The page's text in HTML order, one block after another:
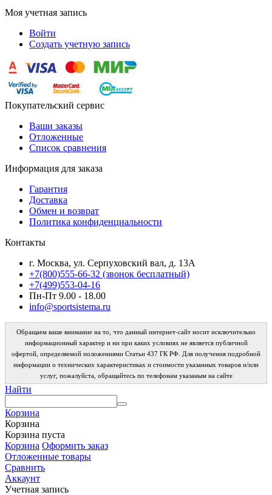
Моя учетная запись
Войти
Создать учетную запись
Покупательский сервис
Ваши заказы
Отложенные
Список сравнения
Информация для заказа
Гарантия
Доставка
Обмен и возврат
Политика конфиденциальности
Контакты
г. Москва, ул. Серпуховский вал, д. 13А
+7(800)555-66-32 (звонок бесплатный)
+7(499)553-04-16
Пн-Пт 9.00 - 18.00
info@sportsistema.ru
Обращаем ваше внимание на то, что данный интернет-сайт носит исключительно
информационный характер и ни при каких условиях не является публичной
офертой, определяемой положениями Статьи 437 ГК РФ. Для получения подробной
информации о технических характеристиках и стоимости указанных товаров и/или
услуг, пожалуйста, обращайтесь по телефонам указаным на сайте
Найти
Корзина
Корзина
Корзина пуста
Корзина Оформить заказ
Отложенные товары
Сравнить
Аккаунт
Учетная запись